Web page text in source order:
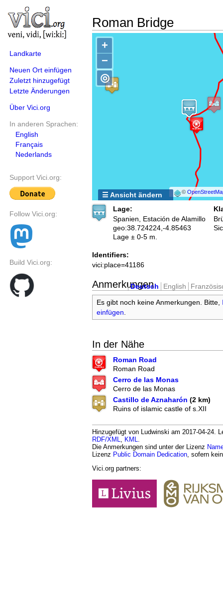
Landkarte
Neuen Ort einfügen
Zuletzt hinzugefügt
Letzte Änderungen
Über Vici.org
In anderen Sprachen:
English
Français
Nederlands
Support Vici.org:
Follow Vici.org:
Build Vici.org:
Roman Bridge
+
−
©
◎
☰ Ansicht ändern
Lage:
Spanien, Estación de Alamillo
geo:38.724224,-4.85463
Lage ± 0-5 m.
Identifiers:
vici:place=41186
Anmerkungen
Deutsch English
Es gibt noch keine Anmerkungen. Bitte,
einfügen
In der Nähe
Roman Road
Roman Road
Cerro de las Monas
Cerro de las Monas
Castillo de Aznaharón (2 km)
Ruins of islamic castle of s.XII
Hinzugefügt von Ludwinski am 2017-04-24.
RDF/XML
KML
Die Anmerkungen sind unter der Lizenz
Lizenz Public Domain Dedication , sofern
Vici.org partners: